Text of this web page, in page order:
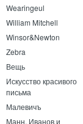
Wearingeul
William Mitchell
Winsor&Newton
Zebra
Вещь
Искусство красивого
письма
Малевичъ
Манн, Иванов и